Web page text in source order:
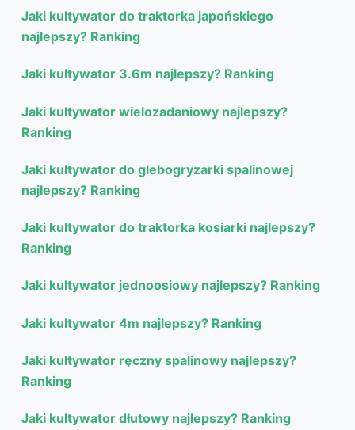
Jaki kultywator do traktorka japońskiego
najlepszy? Ranking
Jaki kultywator 3.6m najlepszy? Ranking
Jaki kultywator wielozadaniowy najlepszy?
Ranking
Jaki kultywator do glebogryzarki spalinowej
najlepszy? Ranking
Jaki kultywator do traktorka kosiarki najlepszy?
Ranking
Jaki kultywator jednoosiowy najlepszy? Ranking
Jaki kultywator 4m najlepszy? Ranking
Jaki kultywator ręczny spalinowy najlepszy?
Ranking
Jaki kultywator dłutowy najlepszy? Ranking